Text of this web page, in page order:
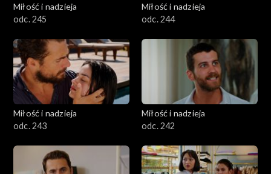
Miłość i nadzieja
odc. 245
Miłość i nadzieja
odc. 244
Miłość i nadzieja
odc. 243
Miłość i nadzieja
odc. 242